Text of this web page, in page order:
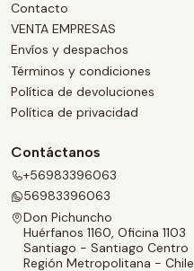
Contacto
VENTA EMPRESAS
Envíos y despachos
Términos y condiciones
Política de devoluciones
Política de privacidad
Contáctanos
+56983396063
56983396063
Don Pichuncho
Huérfanos 1160, Oficina 1103
Santiago - Santiago Centro
Región Metropolitana - Chile